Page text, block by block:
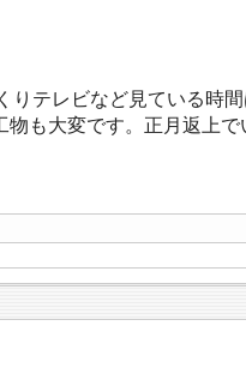
テレビなど見ている時
も大変です。正月返上